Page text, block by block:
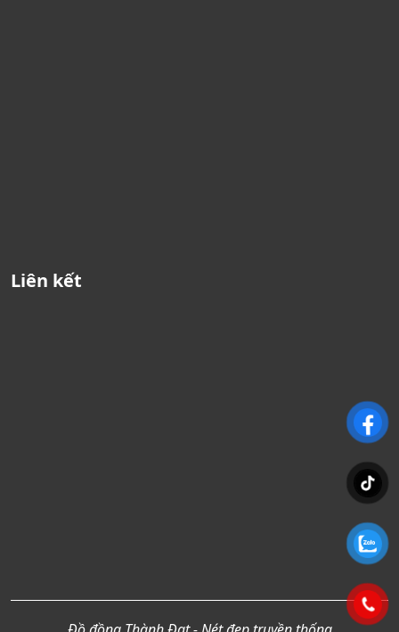
Liên kết